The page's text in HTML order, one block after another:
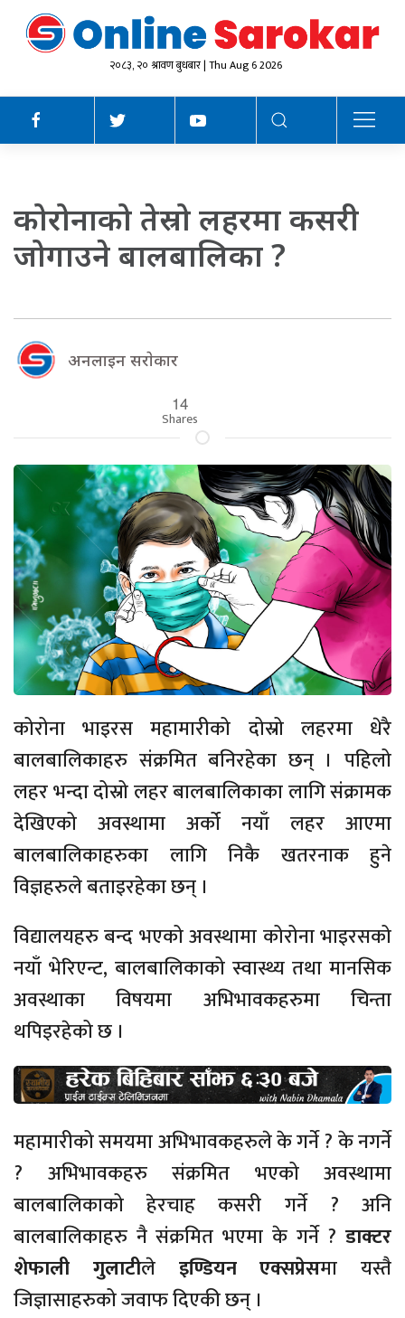
२०८३, २० श्रावण बुधबार | Thu Aug 6 2026
कोरोनाको तेस्रो लहरमा कसरी
जोगाउने बालबालिका ?
अनलाइन सराेकार
14
Shares
कोरोना भाइरस महामारीको दोस्रो लहरमा धेरै
बालबालिकाहरु संक्रमित बनिरहेका छन् । पहिलो
लहर भन्दा दोस्रो लहर बालबालिकाका लागि संक्रामक
देखिएको अवस्थामा अर्को नयाँ लहर आएमा
बालबालिकाहरुका लागि निकै खतरनाक हुने
विज्ञहरुले बताइरहेका छन् ।
विद्यालयहरु बन्द भएको अवस्थामा कोरोना भाइरसको
नयाँ भेरिएन्ट, बालबालिकाको स्वास्थ्य तथा मानसिक
अवस्थाका विषयमा अभिभावकहरुमा चिन्ता
थपिइरहेको छ ।
महामारीको समयमा अभिभावकहरुले के गर्ने ? के नगर्ने
? अभिभावकहरु संक्रमित भएको अवस्थामा
बालबालिकाको हेरचाह कसरी गर्ने ? अनि
बालबालिकाहरु नै संक्रमित भएमा के गर्ने ? डाक्टर
शेफाली गुलाटीले इण्डियन एक्सप्रेसमा यस्तै
जिज्ञासाहरुको जवाफ दिएकी छन् ।